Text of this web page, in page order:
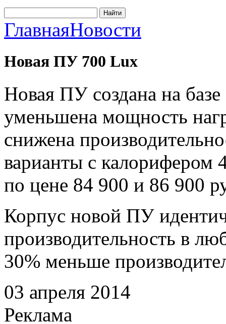
ГлавнаяНовости
Новая ПУ 700 Lux
Новая ПУ создана на
уменьшена мощность
снижена
варианты с калорифером
по цене 84 900 и 86 900
Корпус новой ПУ
производительность в
30% меньше
03 апреля 2014
Реклама